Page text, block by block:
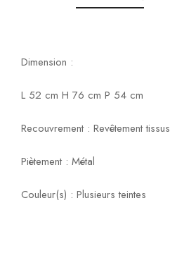
Dimension :
L 52 cm H 76 cm P 54 cm
Recouvrement : Revêtement tissus
Piètement : Métal
Couleur(s) : Plusieurs teintes